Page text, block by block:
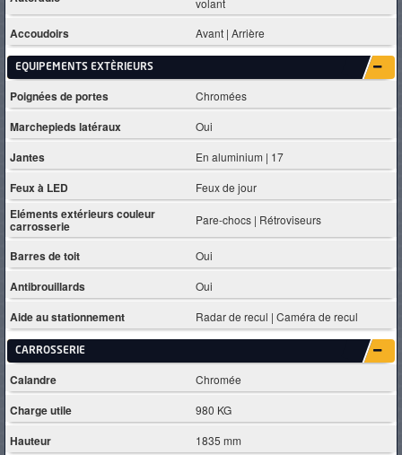
volant
Accoudoirs Avant | Arrière
EQUIPEMENTS EXTÈRIEURS
Poignées de portes Chromées
Marchepieds latéraux Oui
Jantes En aluminium | 17
Feux à LED Feux de jour
Eléments extérieurs couleur
carrosserie Pare-chocs | Rétroviseurs
Barres de toit Oui
Antibrouillards Oui
Aide au stationnement Radar de recul | Caméra de recul
CARROSSERIE
Calandre Chromée
Charge utile 980 KG
Hauteur 1835 mm